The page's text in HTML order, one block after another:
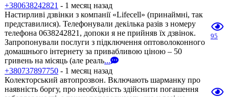
+380638242821 - 1 месяц назад
Настирливі дзвінки з компанії «Lifecell» (принаймні, так
представилися). Телефонували декілька разів з номеру
телефона 0638242821, допоки я не прийняв їх дзвінок.
Запропонували послуги з підключення оптоволоконного
домашнього інтернету за привабливою ціною – 50
гривень на місяць (але реаль...
95
+380737897750 - 1 месяц назад
Колекторський автопрозвон. Включають шарманку про
наявність боргу, про необхідність здійснити погашення